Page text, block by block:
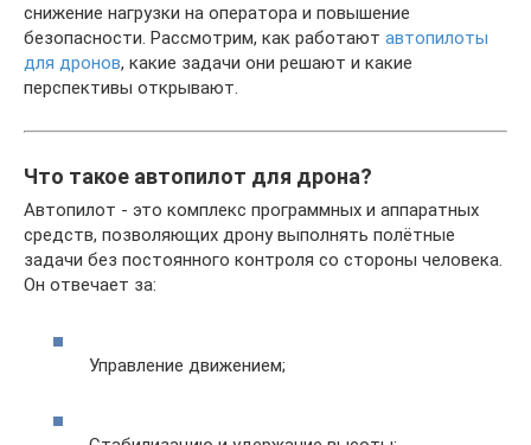
снижение нагрузки на оператора и повышение
безопасности. Рассмотрим, как работают автопилоты
для дронов, какие задачи они решают и какие
перспективы открывают.
Что такое автопилот для дрона?
Автопилот - это комплекс программных и аппаратных
средств, позволяющих дрону выполнять полётные
задачи без постоянного контроля со стороны человека.
Он отвечает за:
Управление движением;